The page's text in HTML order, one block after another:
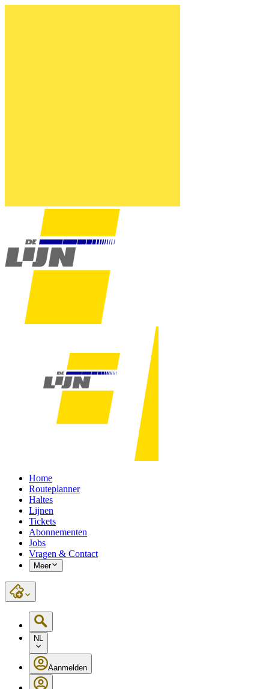
Home
Routeplanner
Haltes
Lijnen
Tickets
Abonnementen
Jobs
Vragen & Contact
Meer
NL
Aanmelden